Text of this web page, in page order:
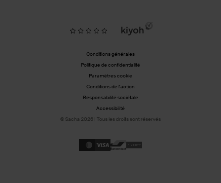
Conditions générales
Politique de confidentialité
Paramètres cookie
Conditions de l'action
Responsabilité sociétale
Accessibilité
© Sacha 2026 | Tous les droits sont réservés